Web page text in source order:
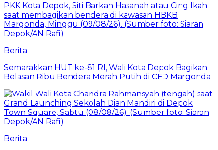
Berita
Semarakkan HUT ke-81 RI, Wali Kota Depok Bagikan
Belasan Ribu Bendera Merah Putih di CFD Margonda
Berita